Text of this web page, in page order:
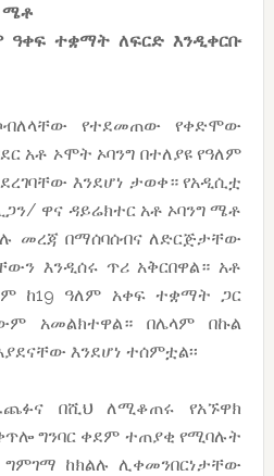
ሜቶ
ዓቀፍ ተቋማት ለፍርድ እንዲቀርቡ
የተደመጠው የቀድሞው
አቶ ኦሞት ኦባንግ በተለያዩ የዓለም
እንደሆነ ታወቀ። የአዲሲቷ
ዋና ዳይሬክተር አቶ ኦባንግ ሜቶ
መረጃ በማሰባሰብና ለድርጅታቸው
እንዲሰሩ ጥሪ አቅርበዋል። አቶ
ከ19 ዓለም አቀፍ ተቋማት ጋር
አመልክተዋል። በሌላም በኩል
እንደሆነ ተሰምቷል፡፡
በሺህ ለሚቆጠሩ የአኙዋክ
ግንባር ቀደም ተጠያቂ የሚባሉት
ከክልሉ ሊቀመንበርነታቸው